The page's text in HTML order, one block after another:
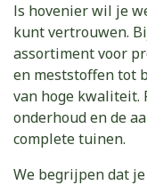
ls hovenier wil je
kunt vertrouwen.
assortiment voor
en meststoffen tot
van hoge kwaliteit.
onderhoud en de
complete tuinen.
We begrijpen dat